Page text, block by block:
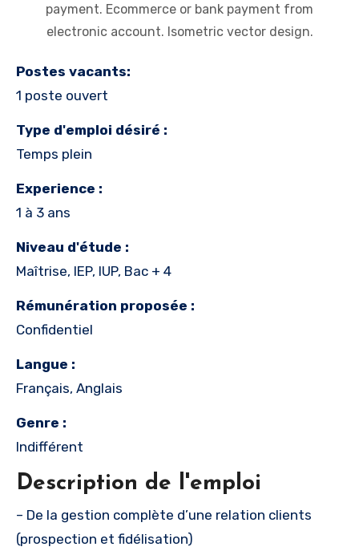
payment. Ecommerce or bank payment from
electronic account. Isometric vector design.
Postes vacants:
1 poste ouvert
Type d'emploi désiré :
Temps plein
Experience :
1 à 3 ans
Niveau d'étude :
Maîtrise, IEP, IUP, Bac + 4
Rémunération proposée :
Confidentiel
Langue :
Français, Anglais
Genre :
Indifférent
Description de l'emploi
– De la gestion complète d’une relation clients
(prospection et fidélisation)